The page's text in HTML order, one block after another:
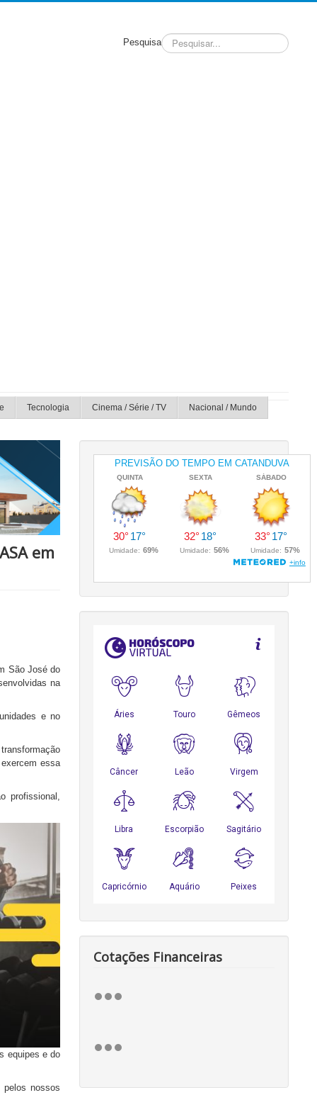
Pesquisa
Tecnologia Cinema / Série / TV Nacional / Mundo
em
São José do
na
e no
essa
profissional,
equipes e do
pelos nossos
Cotações Financeiras